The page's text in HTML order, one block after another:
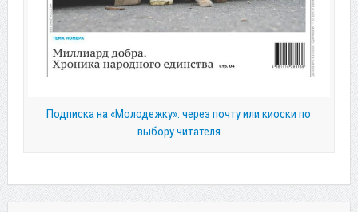
Подписка на «Молодежку»: через почту или киоски по
выбору читателя